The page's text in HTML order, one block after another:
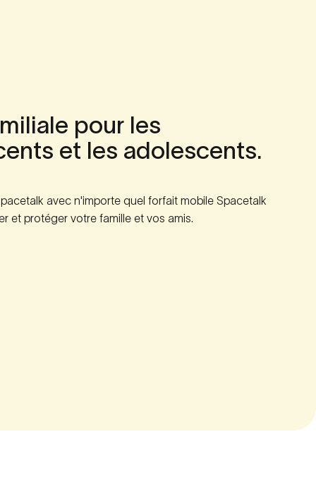
pour les
et les adolescents.
avec n'importe quel forfait mobile Spacetalk
et protéger votre famille et vos amis.